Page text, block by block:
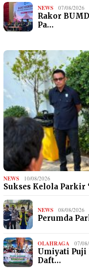
NEWS 07/08/2026
Rakor
Pa…
NEWS 10/08/2026
Sukses Kelola Parkir
NEWS 08/08/2026
Perumda
OLAHRAGA 07/
Umiyati Puji
Daft…